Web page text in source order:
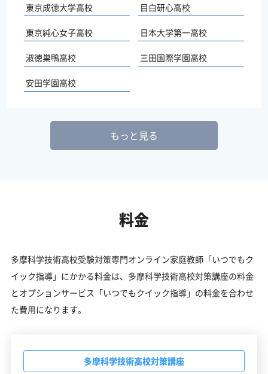
東京成徳大学高校 目白研心高校
東京純心女子高校 日本大学第一高校
淑徳巣鴨高校 三田国際学園高校
安田学園高校
もっと見る
料金
多摩科学技術高校受験対策専門オンライン家庭教師「いつでもク
イック指導」にかかる料金は、多摩科学技術高校対策講座の料金
とオプションサービス「いつでもクイック指導」の料金を合わせ
た費用になります。
多摩科学技術高校対策講座